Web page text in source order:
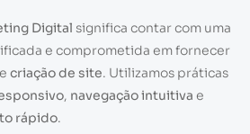
Digital significa contar com uma
e comprometida em fornecer
criação de site. Utilizamos práticas
, navegação intuitiva e
rápido.